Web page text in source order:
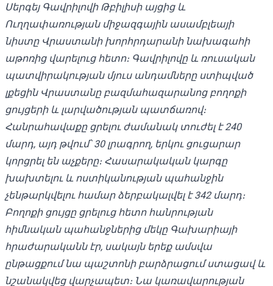
Սերգեյ Գավրիլովի Թբիլիսի այցից և
Ուղղափառության միջազգային ասամբլեայի
նիստը Վրաստանի խորհրդարանի նախագահի
աթոռից վարելուց հետո։ Գավրիլովը և ռուսական
պատվիրակության մյուս անդամները ստիպված
լքեցին Վրաստանը բազմահազարանոց բողոքի
ցույցերի և լարվածության պատճառով։
Հանրահավաքը ցրելու ժամանակ տուժել է 240
մարդ, այդ թվում՝ 30 լրագրող, երկու ցուցարար
կորցրել են աչքերը։ Հասարակական կարգը
խախտելու և ոստիկանության պահանջին
չենթարկվելու համար ձերբակալվել է 342 մարդ։
Բողոքի ցույցը ցրելուց հետո հանրության
հիմնական պահանջներից մեկը Գախարիայի
հրաժարականն էր, սակայն երեք ամսվա
ընթացքում նա պաշտոնի բարձրացում ստացավ և
նշանակվեց վարչապետ։ Նա կառավարության